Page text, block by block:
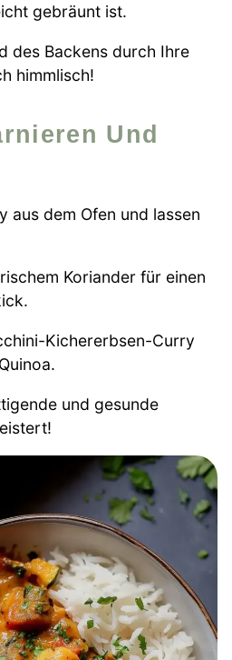
gebräunt ist.
des Backens durch Ihre
himmlisch!
aus dem Ofen und lassen
Koriander für einen
Kichererbsen-Curry
und gesunde